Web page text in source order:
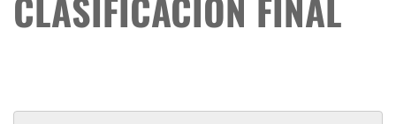
CLASIFICACIÓN FINAL